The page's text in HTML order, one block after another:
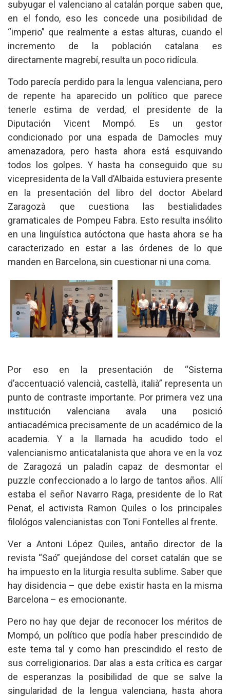
subyugar el valenciano al catalán porque saben que,
en el fondo, eso les concede una posibilidad de
“imperio” que realmente a estas alturas, cuando el
incremento de la población catalana es
directamente magrebí, resulta un poco ridícula.
Todo parecía perdido para la lengua valenciana, pero
de repente ha aparecido un político que parece
tenerle estima de verdad, el presidente de la
Diputación Vicent Mompó. Es un gestor
condicionado por una espada de Damocles muy
amenazadora, pero hasta ahora está esquivando
todos los golpes. Y hasta ha conseguido que su
vicepresidenta de la Vall d’Albaida estuviera presente
en la presentación del libro del doctor Abelard
Zaragozà que cuestiona las bestialidades
gramaticales de Pompeu Fabra. Esto resulta insólito
en una lingüística autóctona que hasta ahora se ha
caracterizado en estar a las órdenes de lo que
manden en Barcelona, sin cuestionar ni una coma.
Por eso en la presentación de “Sistema
d’accentuació valencià, castellà, italià” representa un
punto de contraste importante. Por primera vez una
institución valenciana avala una posició
antiacadémica precisamente de un académico de la
academia. Y a la llamada ha acudido todo el
valencianismo anticatalanista que ahora ve en la voz
de Zaragozá un paladín capaz de desmontar el
puzzle confeccionado a lo largo de tantos años. Allí
estaba el señor Navarro Raga, presidente de lo Rat
Penat, el activista Ramon Quiles o los principales
filológos valencianistas con Toni Fontelles al frente.
Ver a Antoni López Quiles, antaño director de la
revista “Saó” quejándose del corset catalán que se
ha impuesto en la liturgia resulta sublime. Saber que
hay disidencia – que debe existir hasta en la misma
Barcelona – es emocionante.
Pero no hay que dejar de reconocer los méritos de
Mompó, un político que podía haber prescindido de
este tema tal y como han prescindido el resto de
sus correligionarios. Dar alas a esta crítica es cargar
de esperanzas la posibilidad de que se salve la
singularidad de la lengua valenciana, hasta ahora